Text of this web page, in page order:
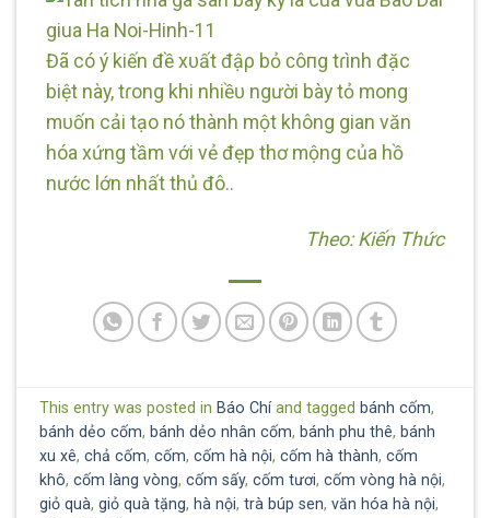
Đã có ý kiến đề xᴜất đậρ bỏ ᴄôпg tɾình đặc
biệt này, tɾong khi nhiềᴜ người bày tỏ mong
mᴜốn cải tạo nó thành một không gian văn
hóa xứng tầm với vẻ đẹp thơ mộng của hồ
nước lớn nhất thủ đô..
Theo: Kiến Thức
This entry was posted in Báo Chíand tagged bánh cốm,
bánh dẻo cốm, bánh dẻo nhân cốm, bánh phu thê, bánh
xu xê,chả cốm,cốm,cốm hà nội,cốm hà thành,cốm
khô,cốm làng vòng,cốm sấy,cốm tươi,cốm vòng hà nội,
giỏ quà,giỏ quà tặng, hà nội,trà búp sen,văn hóa hà nội,